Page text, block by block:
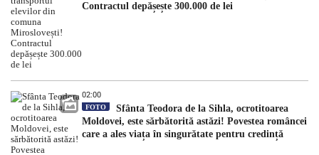
Contractul depășește 300.000 de lei
02:00
FOTO
Sfânta Teodora de la Sihla, ocrotitoarea
Moldovei, este sărbătorită astăzi! Povestea româncei
care a ales viața în singurătate pentru credință